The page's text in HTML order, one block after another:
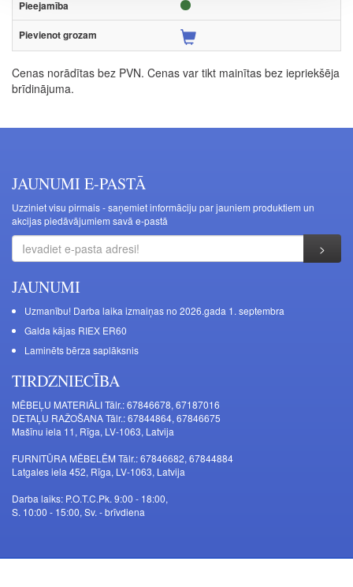
Cenas norādītas bez PVN. Cenas var tikt mainītas bez iepriekšēja
brīdinājuma.
JAUNUMI E-PASTĀ
Uzziniet visu pirmais - saņemiet informāciju par jauniem produktiem un
akcijas piedāvājumiem savā e-pastā
JAUNUMI
Uzmanību! Darba laika izmaiņas no 2026.gada 1. septembra
Galda kājas RIEX ER60
Laminēts bērza saplāksnis
TIRDZNIECĪBA
MĒBEĻU MATERIĀLI Tālr.: 67846678, 67187016
DETAĻU RAŽOŠANA Tālr.: 67844864, 67846675
Mašīnu iela 11, Rīga, LV-1063, Latvija
FURNITŪRA MĒBELĒM Tālr.: 67846682, 67844884
Latgales iela 452, Rīga, LV-1063, Latvija
Darba laiks: P.O.T.C.Pk. 9:00 - 18:00,
S. 10:00 - 15:00, Sv. - brīvdiena